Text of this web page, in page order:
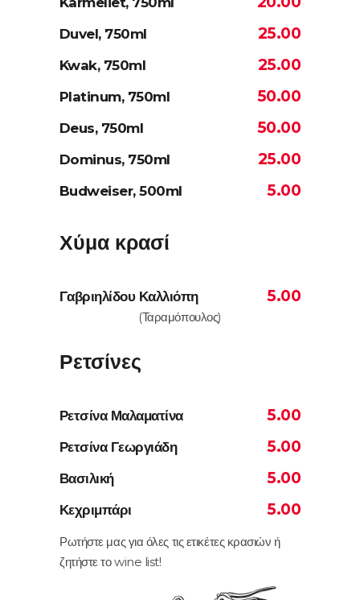
Duvel, 750ml 25.00
Kwak, 750ml 25.00
Platinum, 750ml 50.00
Deus, 750ml 50.00
Dominus, 750ml 25.00
Budweiser, 500ml 5.00
Χύμα κρασί
Γαβριηλίδου Καλλιόπη 5.00
(Ταραμόπουλος)
Ρετσίνες
Ρετσίνα Μαλαματίνα 5.00
Ρετσίνα Γεωργιάδη 5.00
Βασιλική 5.00
Κεχριμπάρι 5.00
Ρωτήστε μας για όλες τις ετικέτες κρασιών ή
ζητήστε το wine list!